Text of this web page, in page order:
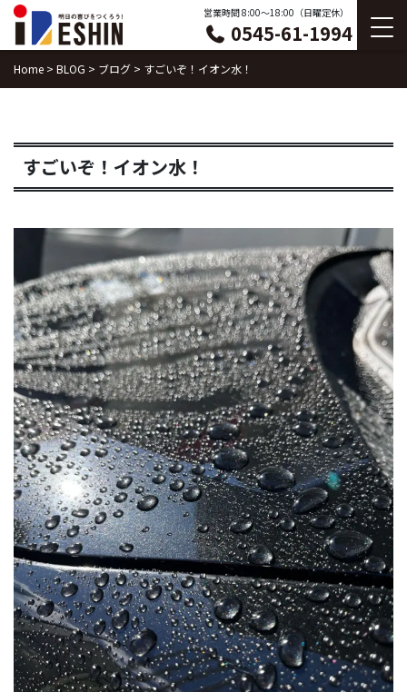
Skip
content
営業時間 8:00〜18:00（日曜定休）
0545-61-1994
Home > BLOG > ブログ > すごいぞ！イオン水！
すごいぞ！イオン水！